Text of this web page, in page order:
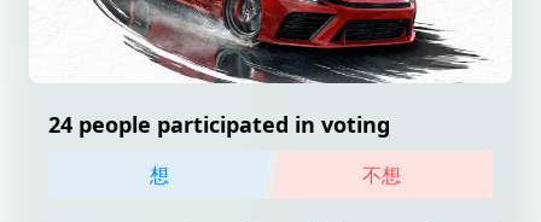
24 people participated in voting
想 不想